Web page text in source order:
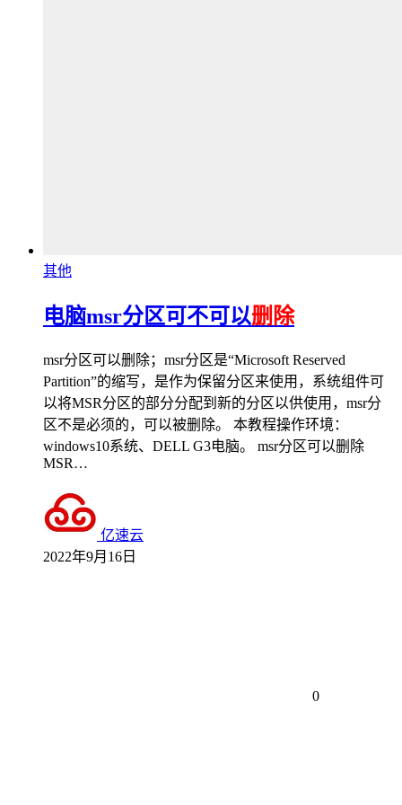
其他
电脑msr分区可不可以删除
msr分区可以删除；msr分区是“Microsoft Reserved
Partition”的缩写，是作为保留分区来使用，系统组件可
以将MSR分区的部分分配到新的分区以供使用，msr分
区不是必须的，可以被删除。 本教程操作环境：
windows10系统、DELL G3电脑。 msr分区可以删除
MSR…
亿速云
2022年9月16日
0